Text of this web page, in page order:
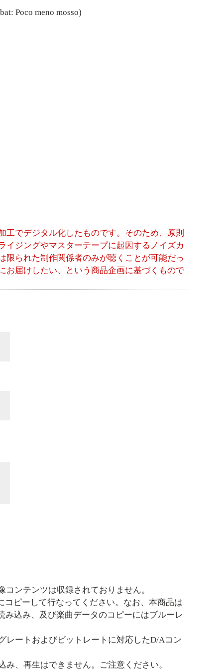
Poco meno mosso)
でデジタル化したものです。そのため、原則
イジングやマスターテープに起因するノイズカ
限られた制作関係者のみが聴くことが可能だっ
お届けしたい、という商品企画に基づくもので
ンテンツは収録されておりません。
ピーして行なってください。なお、本商品は
込み、及び楽曲データのコピーにはブルーレ
ートおよびビットレートに対応したD/Aコン
、再生はできません。ご注意ください。